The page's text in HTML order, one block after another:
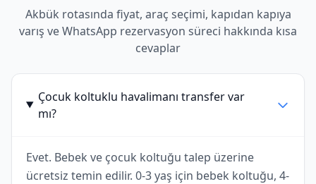
Akbük rotasında fiyat, araç seçimi, kapıdan kapıya
varış ve WhatsApp rezervasyon süreci hakkında kısa
cevaplar
Çocuk koltuklu havalimanı transfer var
mı?
Evet. Bebek ve çocuk koltuğu talep üzerine
ücretsiz temin edilir. 0-3 yaş için bebek koltuğu, 4-